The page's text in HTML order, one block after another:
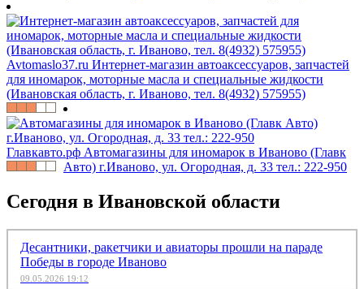
Avtomaslo37.ru Интернет-магазин автоаксессуаров, запчастей
для иномарок, моторные масла и специальные жидкости
(Ивановская область, г. Иваново, тел. 8(4932) 575955)
Главкавто.рф Автомагазины для иномарок в Иваново (Главк
Авто) г.Иваново, ул. Огородная, д. 33 тел.: 222-950
Сегодня в Ивановской области
Десантники, ракетчики и авиаторы прошли на параде
Победы в городе Иваново
09.05.2026 19:12